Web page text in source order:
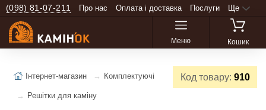
(098) 81-07-211 Про нас Оплата і доставка Послуги Ще
Меню Кошик
Код товару: 910
Інтернет-магазин Комплектуючі
Решітки для каміну